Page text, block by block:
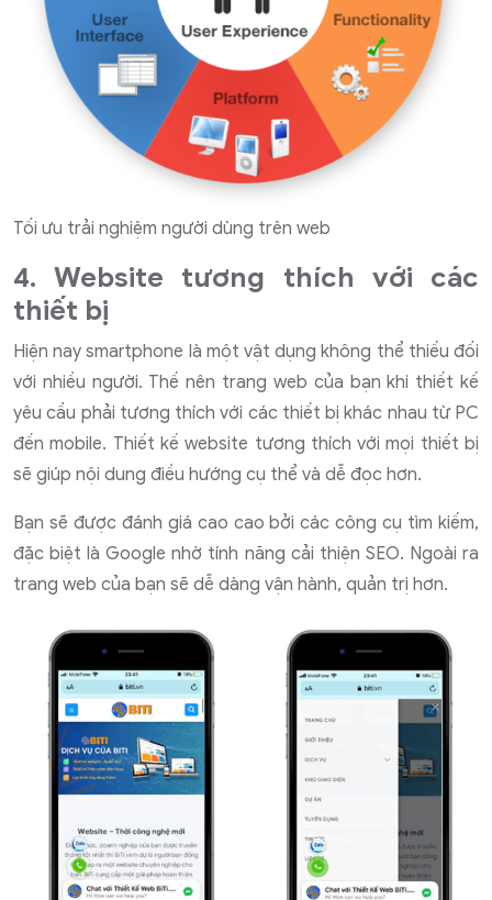
Tối ưu trải nghiệm người dùng trên web
4. Website tương thích với các
thiết bị
Hiện nay smartphone là một vật dụng không thể thiếu đối
với nhiều người. Thế nên trang web của bạn khi thiết kế
yêu cầu phải tương thích với các thiết bị khác nhau từ PC
đến mobile. Thiết kế website tương thích với mọi thiết bị
sẽ giúp nội dung điều hướng cụ thể và dễ đọc hơn.
Bạn sẽ được đánh giá cao cao bởi các công cụ tìm kiếm,
đặc biệt là Google nhờ tính năng cải thiện SEO. Ngoài ra
trang web của bạn sẽ dễ dàng vận hành, quản trị hơn.